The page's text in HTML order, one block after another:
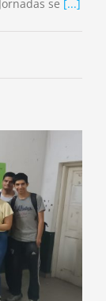
se [...]